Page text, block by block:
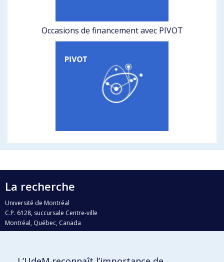
Occasions de financement avec PIVOT
La recherche
Université de Montréal
C.P. 6128, succursale Centre-ville
Montréal, Québec, Canada
H3C 3J7